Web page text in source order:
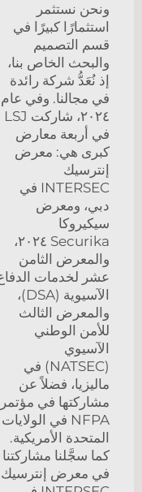
ونحن نستثمر
استثمارًا كبيرًا في
قسم التصميم
والبحث الخاص بنا،
إذ نُعَدُّ شركة رائدة
في مجالنا. وفي عام
٢٠٢٤، شاركت LSJ
في أربعة معارض
كبرى هي: معرض
إنترسيك
INTERSEC في
دبي، ومعرض
سيكيروكا
Securika ٢٠٢٤،
والمعرض الثامن
عشر لخدمات الدفاع
الآسيوية (DSA)،
والمعرض الثالث
للأمن الوطني
الآسيوي
(NATSEC) في
ماليزيا، فضلاً عن
مشاركتها في مؤتمر
NFPA في الولايات
المتحدة الأمريكية.
كما سجَّلنا مشاركتنا
في معرض إنترسيك